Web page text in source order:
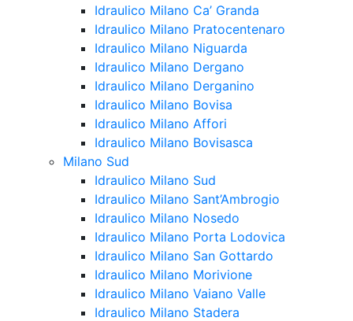
Idraulico Milano Ca’ Granda
Idraulico Milano Pratocentenaro
Idraulico Milano Niguarda
Idraulico Milano Dergano
Idraulico Milano Derganino
Idraulico Milano Bovisa
Idraulico Milano Affori
Idraulico Milano Bovisasca
Milano Sud
Idraulico Milano Sud
Idraulico Milano Sant’Ambrogio
Idraulico Milano Nosedo
Idraulico Milano Porta Lodovica
Idraulico Milano San Gottardo
Idraulico Milano Morivione
Idraulico Milano Vaiano Valle
Idraulico Milano Stadera